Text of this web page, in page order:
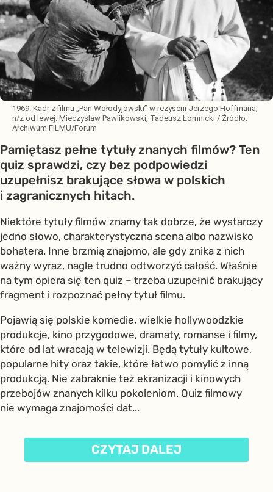
1969. Kadr z filmu „Pan Wołodyjowski” w reżyserii Jerzego Hoffmana;
n/z od lewej: Mieczysław Pawlikowski, Tadeusz Łomnicki / Źródło:
Archiwum FILMU/Forum
Pamiętasz pełne tytuły znanych filmów? Ten
quiz sprawdzi, czy bez podpowiedzi
uzupełnisz brakujące słowa w polskich
i zagranicznych hitach.
Niektóre tytuły filmów znamy tak dobrze, że wystarczy
jedno słowo, charakterystyczna scena albo nazwisko
bohatera. Inne brzmią znajomo, ale gdy znika z nich
ważny wyraz, nagle trudno odtworzyć całość. Właśnie
na tym opiera się ten quiz – trzeba uzupełnić brakujący
fragment i rozpoznać pełny tytuł filmu.
Pojawią się polskie komedie, wielkie hollywoodzkie
produkcje, kino przygodowe, dramaty, romanse i filmy,
które od lat wracają w telewizji. Będą tytuły kultowe,
popularne hity oraz takie, które łatwo pomylić z inną
produkcją. Nie zabraknie też ekranizacji i kinowych
przebojów znanych kilku pokoleniom. Quiz filmowy
nie wymaga znajomości dat...
CZYTAJ DALEJ